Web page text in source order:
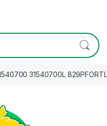
31540700L